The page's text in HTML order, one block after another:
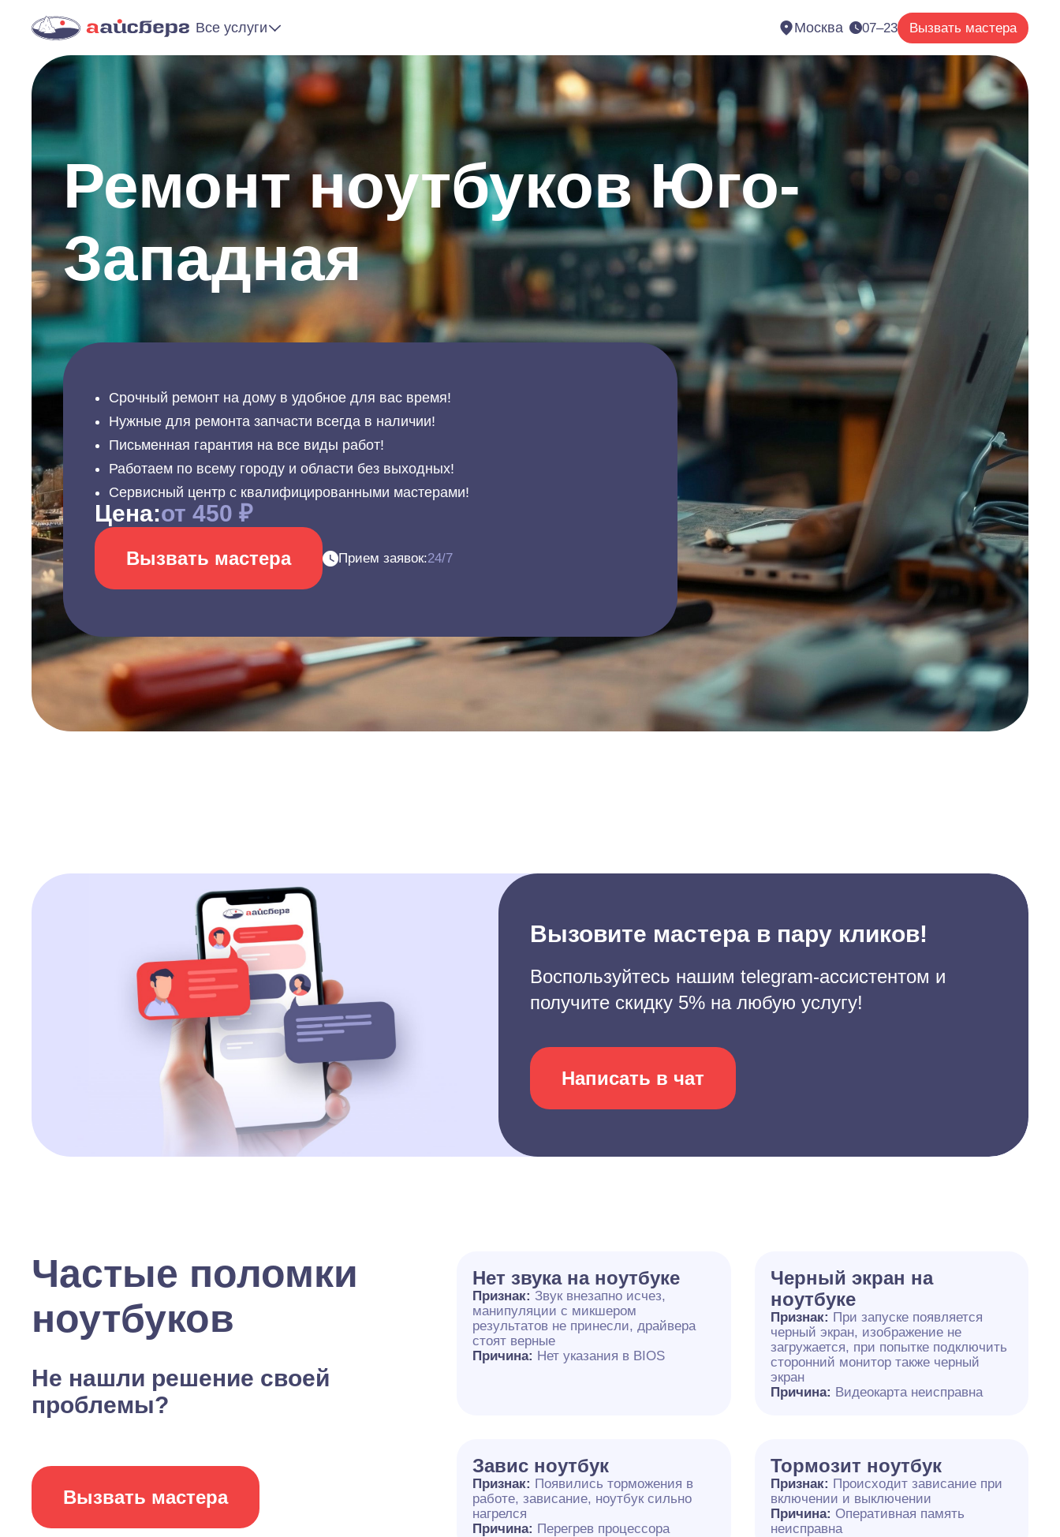
Все услуги Москва 07–23 Вызвать мастера
Ремонт ноутбуков Юго-
Западная
Срочный ремонт на дому в удобное для вас время!
Нужные для ремонта запчасти всегда в наличии!
Письменная гарантия на все виды работ!
Работаем по всему городу и области без выходных!
Сервисный центр с квалифицированными мастерами!
Цена:от 450 ₽
Вызвать мастера Прием заявок:24/7
Вызовите мастера в пару кликов!
Воспользуйтесь нашим telegram-ассистентом и
получите скидку 5% на любую услугу!
Написать в чат
Частые поломки
ноутбуков
Не нашли решение своей
проблемы?
Вызвать мастера
Нет звука на ноутбуке
Признак: Звук внезапно исчез,
манипуляции с микшером
результатов не принесли, драйвера
стоят верные
Причина: Нет указания в BIOS
Черный экран на
ноутбуке
Признак: При запуске появляется
черный экран, изображение не
загружается, при попытке подключить
сторонний монитор также черный
экран
Причина: Видеокарта неисправна
Завис ноутбук
Признак: Появились торможения в
работе, зависание, ноутбук сильно
нагрелся
Причина: Перегрев процессора
Тормозит ноутбук
Признак: Происходит зависание при
включении и выключении
Причина: Оперативная память
неисправна